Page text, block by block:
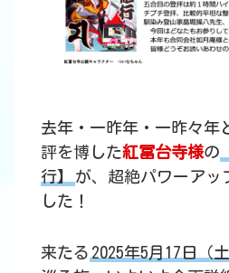
去年・一昨年・一昨々年
評を博した紅冨台寺様の
行】
が、超絶パワーアッ
した！
来たる 2025年5月17日（土